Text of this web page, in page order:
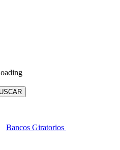
Bancos Giratorios